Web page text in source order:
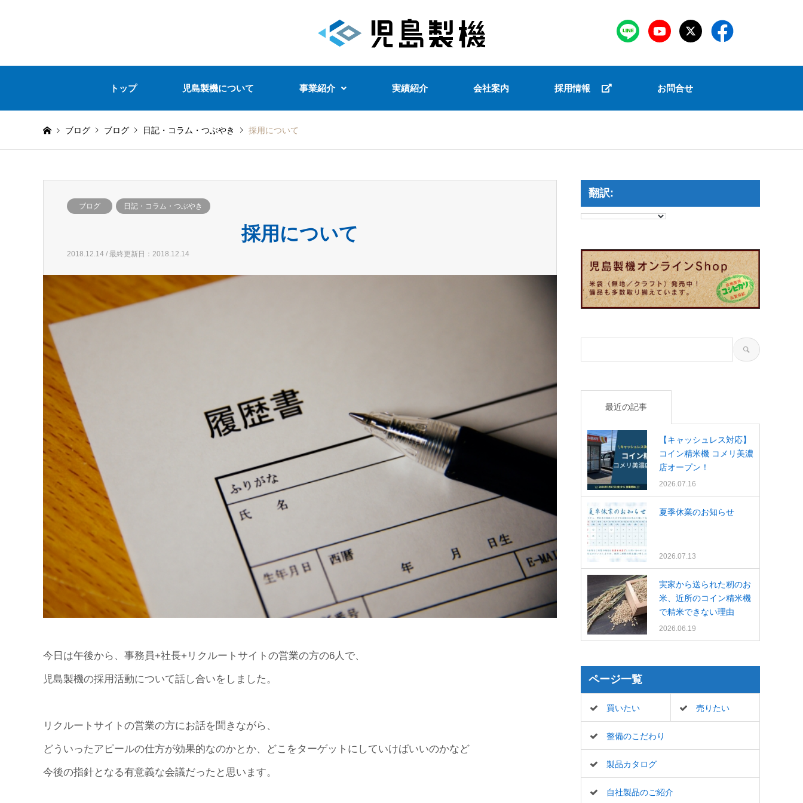
トップ 児島製機について 事業紹介 実績紹介 会社案内 採用情報 お問合せ
ブログ ブログ 日記・コラム・つぶやき 採用について
ブログ 日記・コラム・つぶやき
採用について
2018.12.14 / 最終更新日：2018.12.14
今日は午後から、事務員+社長+リクルートサイトの営業の方の6人で、
児島製機の採用活動について話し合いをしました。
リクルートサイトの営業の方にお話を聞きながら、
どういったアピールの仕方が効果的なのかとか、どこをターゲットにしていけばいいのかなど
今後の指針となる有意義な会議だったと思います。
翻訳:
最近の記事
【キャッシュレス対応】
コイン精米機 コメリ美濃
店オープン！
2026.07.16
夏季休業のお知らせ
2026.07.13
実家から送られた籾のお
米、近所のコイン精米機
で精米できない理由
2026.06.19
ページ一覧
買いたい 売りたい
整備のこだわり
製品カタログ
自社製品のご紹介